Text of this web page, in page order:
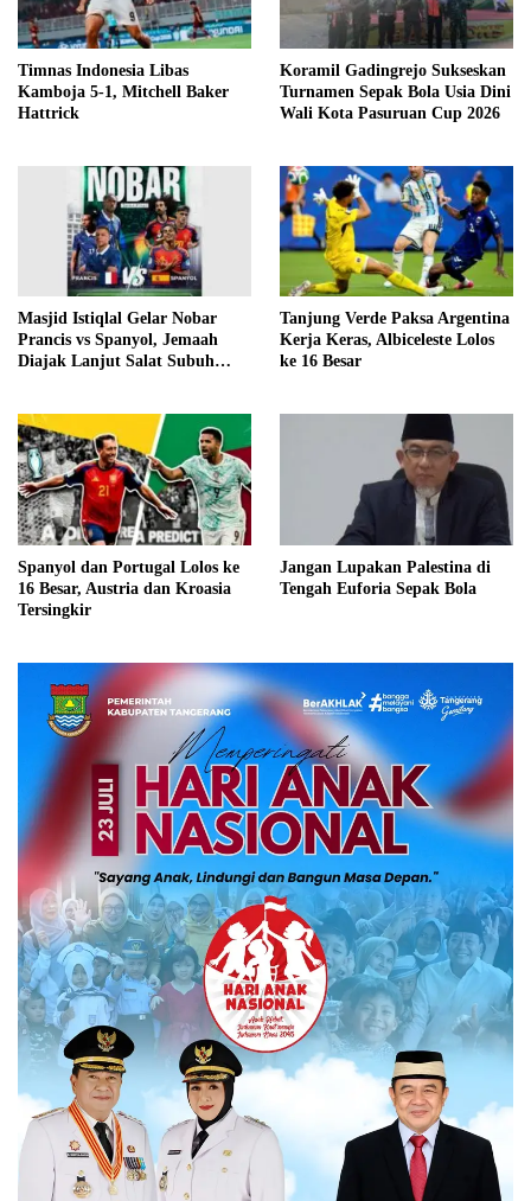
Timnas Indonesia Libas
Kamboja 5-1, Mitchell Baker
Hattrick
Koramil Gadingrejo Sukseskan
Turnamen Sepak Bola Usia Dini
Wali Kota Pasuruan Cup 2026
Masjid Istiqlal Gelar Nobar
Prancis vs Spanyol, Jemaah
Diajak Lanjut Salat Subuh
Tanjung Verde Paksa Argentina
Kerja Keras, Albiceleste Lolos
ke 16 Besar
Spanyol dan Portugal Lolos ke
16 Besar, Austria dan Kroasia
Tersingkir
Jangan Lupakan Palestina di
Tengah Euforia Sepak Bola